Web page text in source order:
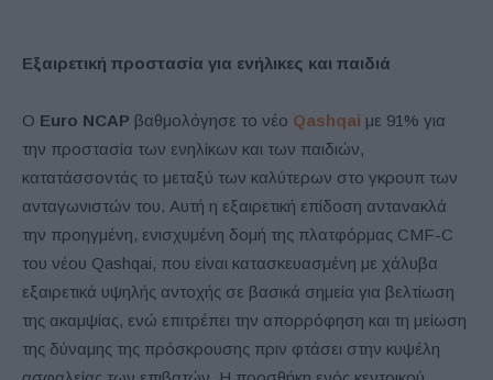
Εξαιρετική προστασία για ενήλικες και παιδιά
Ο Euro NCAP βαθμολόγησε το νέο Qashqai με 91% για
την προστασία των ενηλίκων και των παιδιών,
κατατάσσοντάς το μεταξύ των καλύτερων στο γκρουπ των
ανταγωνιστών του. Αυτή η εξαιρετική επίδοση αντανακλά
την προηγμένη, ενισχυμένη δομή της πλατφόρμας CMF-C
του νέου Qashqai, που είναι κατασκευασμένη με χάλυβα
εξαιρετικά υψηλής αντοχής σε βασικά σημεία για βελτίωση
της ακαμψίας, ενώ επιτρέπει την απορρόφηση και τη μείωση
της δύναμης της πρόσκρουσης πριν φτάσει στην κυψέλη